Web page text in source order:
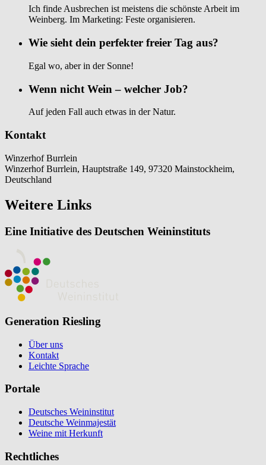
Ich finde Ausbrechen ist meistens die schönste Arbeit im
Weinberg. Im Marketing: Feste organisieren.
Wie sieht dein perfekter freier Tag aus?
Egal wo, aber in der Sonne!
Wenn nicht Wein – welcher Job?
Auf jeden Fall auch etwas in der Natur.
Kontakt
Winzerhof Burrlein
Winzerhof Burrlein, Hauptstraße 149, 97320 Mainstockheim,
Deutschland
Weitere Links
Eine Initiative des Deutschen Weininstituts
Generation Riesling
Über uns
Kontakt
Leichte Sprache
Portale
Deutsches Weininstitut
Deutsche Weinmajestät
Weine mit Herkunft
Rechtliches